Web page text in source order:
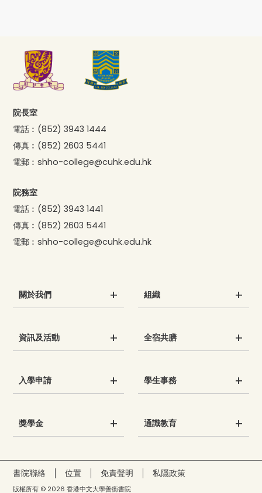
院長室
電話︰ (852) 3943 1444
傳真︰ (852) 2603 5441
電郵︰shho-college@cuhk.edu.hk
院務室
電話︰ (852) 3943 1441
傳真︰ (852) 2603 5441
電郵︰shho-college@cuhk.edu.hk
關於我們 組織
資訊及活動 全宿共膳
入學申請 學生事務
獎學金 通識教育
書院聯絡 位置 免責聲明 私隱政策
版權所有 © 2026 香港中文大學善衡書院